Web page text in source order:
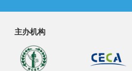
主办机构